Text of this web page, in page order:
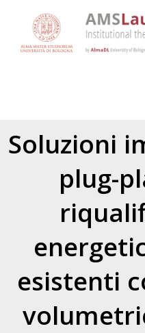
Soluzioni
plug-
esistenti